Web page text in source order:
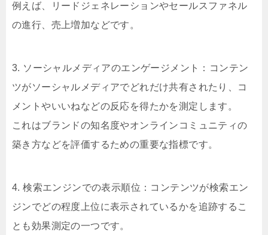
例えば、リードジェネレーションやセールスファネル
の進行、売上増加などです。
3. ソーシャルメディアのエンゲージメント：コンテン
ツがソーシャルメディアでどれだけ共有されたり、コ
メントやいいねなどの反応を得たかを測定します。
これはブランドの知名度やオンラインコミュニティの
築き方などを評価するための重要な指標です。
4. 検索エンジンでの表示順位：コンテンツが検索エン
ジンでどの程度上位に表示されているかを追跡するこ
とも効果測定の一つです。